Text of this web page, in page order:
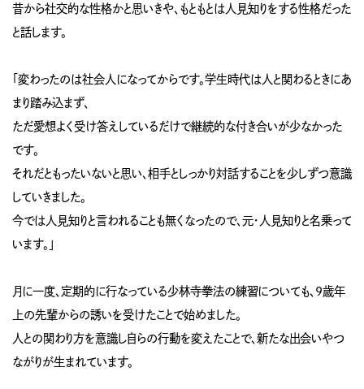
昔から社交的な性格かと思いきや、もともとは人見知りをする性格だった
と話します。
「変わったのは社会人になってからです。学生時代は人と関わるときにあ
まり踏み込まず、
ただ愛想よく受け答えしているだけで継続的な付き合いが少なかった
です。
それだともったいないと思い、相手としっかり対話することを少しずつ意識
していきました。
今では人見知りと言われることも無くなったので、元・人見知りと名乗って
います。」
月に一度、定期的に行なっている少林寺拳法の練習についても、9歳年
上の先輩からの誘いを受けたことで始めました。
人との関わり方を意識し自らの行動を変えたことで、新たな出会いやつ
ながりが生まれています。